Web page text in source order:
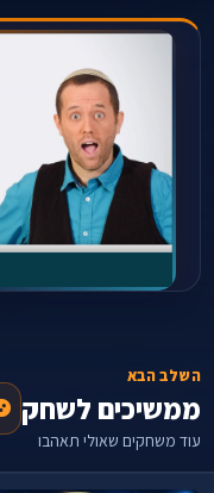
השלב הבא
ממשיכים לשחק
עוד משחקים שאולי תאהבו